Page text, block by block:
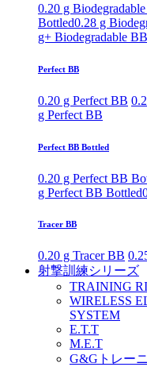
0.20 g
Bottled0.28 g
g+ Biodegradable
Perfect BB
0.20 g Perfect BB
g Perfect BB
Perfect BB Bottled
0.20 g Perfect BB
g Perfect BB Bottled
Tracer BB
0.20 g Tracer BB
射撃訓練シリーズ
TRAINING
WIRELESS
SYSTEM
E.T.T
M.E.T
G&Gトレー